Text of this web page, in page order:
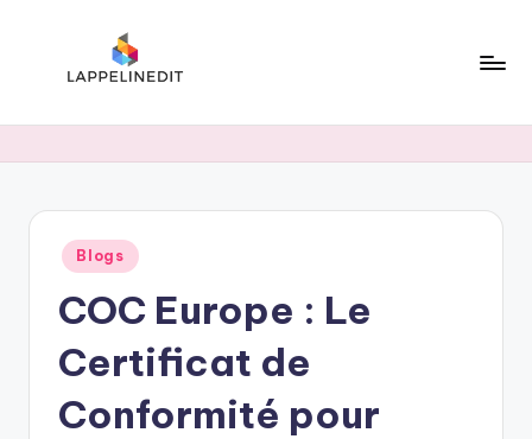
Posted
in
Blogs
COC Europe : Le
Certificat de
Conformité pour